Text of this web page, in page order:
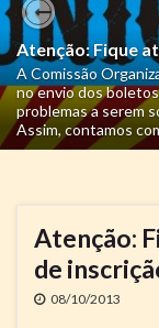
Atenção: Fique
A Comissão
no envio dos
problemas a serem
Assim, contamos
Previous
Atenção:
de
08/10/2013